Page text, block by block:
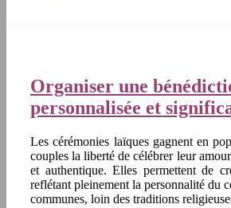
Organiser une
personnalisée et
Les cérémonies laïques gagnent en
couples la liberté de célébrer leur
et authentique. Elles permettent de
reflétant pleinement la personnalité du
communes, loin des traditions